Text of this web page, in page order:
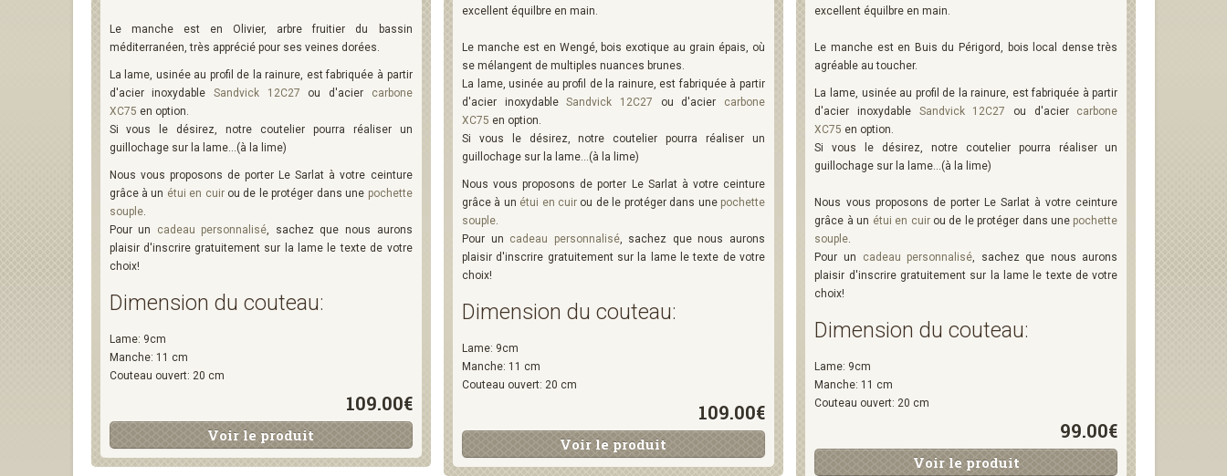
Le manche est en Olivier, arbre fruitier du bassin
méditerranéen, très apprécié pour ses veines dorées.
La lame, usinée au profil de la rainure, est fabriquée à partir
d'acier inoxydable Sandvick 12C27 ou d'acier
carbone
XC75 en option.
Si vous le désirez, notre coutelier pourra réaliser un
guillochage sur la lame...(à la lime)
Nous vous proposons de porter Le Sarlat à votre ceinture
grâce à un étui en cuirou de le protéger dans une pochette
souple.
Pour un cadeau personnalisé, sachez que nous aurons
plaisir d'inscrire gratuitement sur la lame le texte de votre
choix!
Dimension du couteau:
Lame: 9cm
Manche: 11 cm
Couteau ouvert: 20 cm
109.00€
Voir le produit
excellent équilbre en main.
Le manche est en Wengé, bois exotique au grain épais, où
se mélangent de multiples nuances brunes.
La lame, usinée au profil de la rainure, est fabriquée à partir
d'acier inoxydableSandvick 12C27 ou d'acier carbone
XC75 en option.
Si vous le désirez, notre coutelier pourra réaliser un
guillochage sur la lame...(à la lime)
Nous vous proposons de porter Le Sarlat à votre ceinture
grâce à un étui en cuir ou de le protéger dans une pochette
souple.
Pour un cadeau personnalisé, sachez que nous aurons
plaisir d'inscrire gratuitement sur la lame le texte de votre
choix!
Dimension du couteau:
Lame: 9cm
Manche: 11 cm
Couteau ouvert: 20 cm
109.00€
Voir le produit
excellent équilbre en main.
Le manche est en Buis du Périgord, bois local dense très
agréable au toucher.
La lame, usinée au profil de la rainure, est fabriquée à partir
d'acier inoxydable Sandvick 12C27 ou d'acier carbone
XC75 en option.
Si vous le désirez, notre coutelier pourra réaliser un
guillochage sur la lame...(à la lime)
Nous vous proposons de porter Le Sarlat à votre ceinture
grâce à un étui en cuirou de le protéger dans une pochette
souple.
Pour un cadeau personnalisé, sachez que nous aurons
plaisir d'inscrire gratuitement sur la lame le texte de votre
choix!
Dimension du couteau:
Lame: 9cm
Manche: 11 cm
Couteau ouvert: 20 cm
99.00€
Voir le produit